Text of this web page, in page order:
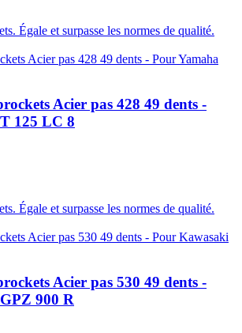
Égale et surpasse les normes de qualité.
Acier pas 428 49 dents -
125 LC 8
Égale et surpasse les normes de qualité.
Acier pas 530 49 dents -
900 R